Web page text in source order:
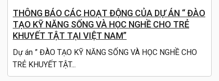
THÔNG BÁO CÁC HOẠT ĐỘNG CỦA DỰ ÁN “ ĐÀO
TẠO KỸ NĂNG SỐNG VÀ HỌC NGHỀ CHO TRẺ
KHUYẾT TẬT TẠI VIỆT NAM”
Dự án ” ĐÀO TẠO KỸ NĂNG SỐNG VÀ HỌC NGHỀ CHO
TRẺ KHUYẾT TẬT...